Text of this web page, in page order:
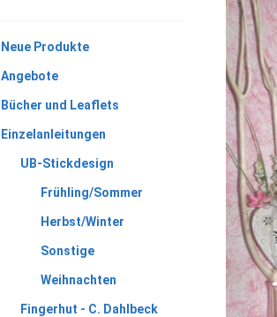
Neue Produkte
Angebote
Bücher und Leaflets
Einzelanleitungen
UB-Stickdesign
Frühling/Sommer
Herbst/Winter
Sonstige
Weihnachten
Fingerhut - C. Dahlbeck